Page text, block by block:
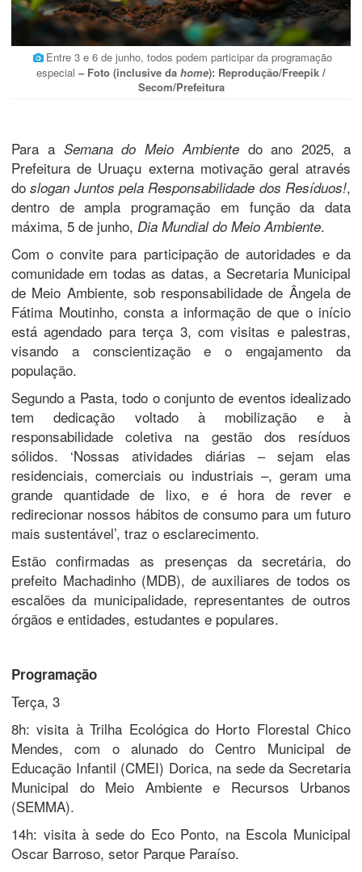
Entre 3 e 6 de junho, todos podem participar da programação
especial – Foto (inclusive da home): Reprodução/Freepik /
Secom/Prefeitura
Para a Semana do Meio Ambientedo ano 2025, a
Prefeitura de Uruaçu externa motivação geral através
doslogan Juntos pela Responsabilidade dos Resíduos!,
dentro de ampla programação em função da data
máxima, 5 de junho, Dia Mundial do Meio Ambiente.
Com o convite para participação de autoridades e da
comunidade em todas as datas, a Secretaria Municipal
de Meio Ambiente, sob responsabilidade de Ângela de
Fátima Moutinho, consta a informação de que o início
está agendado para terça 3, com visitas e palestras,
visando a conscientização e o engajamento da
população.
Segundo a Pasta, todo o conjunto de eventos idealizado
tem dedicação voltado à mobilização e à
responsabilidade coletiva na gestão dos resíduos
sólidos. ‘Nossas atividades diárias – sejam elas
residenciais, comerciais ou industriais –, geram uma
grande quantidade de lixo, e é hora de rever e
redirecionar nossos hábitos de consumo para um futuro
mais sustentável’, traz o esclarecimento.
Estão confirmadas as presenças da secretária, do
prefeito Machadinho (MDB), de auxiliares de todos os
escalões da municipalidade, representantes de outros
órgãos e entidades, estudantes e populares.
Programação
Terça, 3
8h: visita à Trilha Ecológica do Horto Florestal Chico
Mendes, com o alunado do Centro Municipal de
Educação Infantil (CMEI) Dorica, na sede da Secretaria
Municipal do Meio Ambiente e Recursos Urbanos
(SEMMA).
14h: visita à sede do Eco Ponto, na Escola Municipal
Oscar Barroso, setor Parque Paraíso.